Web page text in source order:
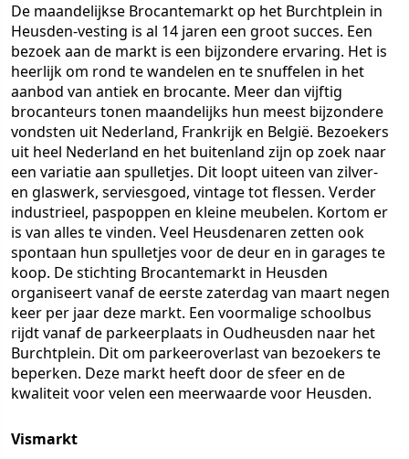
De maandelijkse Brocantemarkt op het Burchtplein in
Heusden-vesting is al 14 jaren een groot succes. Een
bezoek aan de markt is een bijzondere ervaring. Het is
heerlijk om rond te wandelen en te snuffelen in het
aanbod van antiek en brocante. Meer dan vijftig
brocanteurs tonen maandelijks hun meest bijzondere
vondsten uit Nederland, Frankrijk en België. Bezoekers
uit heel Nederland en het buitenland zijn op zoek naar
een variatie aan spulletjes. Dit loopt uiteen van zilver-
en glaswerk, serviesgoed, vintage tot flessen. Verder
industrieel, paspoppen en kleine meubelen. Kortom er
is van alles te vinden. Veel Heusdenaren zetten ook
spontaan hun spulletjes voor de deur en in garages te
koop. De stichting Brocantemarkt in Heusden
organiseert vanaf de eerste zaterdag van maart negen
keer per jaar deze markt. Een voormalige schoolbus
rijdt vanaf de parkeerplaats in Oudheusden naar het
Burchtplein. Dit om parkeeroverlast van bezoekers te
beperken. Deze markt heeft door de sfeer en de
kwaliteit voor velen een meerwaarde voor Heusden.
Vismarkt